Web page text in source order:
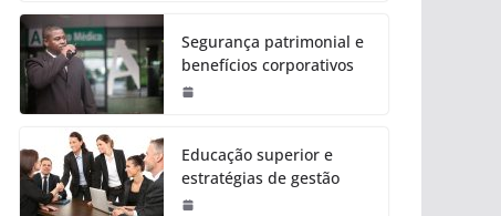
Segurança patrimonial e
benefícios corporativos
Educação superior e
estratégias de gestão